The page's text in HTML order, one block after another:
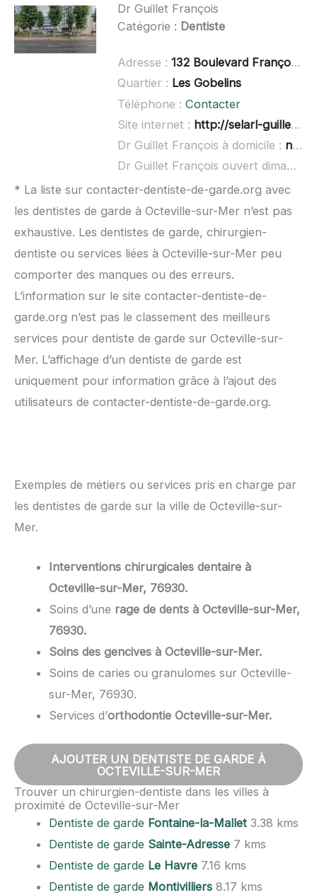
Dr Guillet François
Catégorie : Dentiste
Adresse : 132 Boulevard François 1er, 76600 Le Havre
Quartier : Les Gobelins
Téléphone : Contacter
Site internet : http://selarl-guillet-francois.chirurgiens-dentistes.fr/
Dr Guillet François à domicile : non renseigné
Dr Guillet François ouvert dimanche :
* La liste sur contacter-dentiste-de-garde.org avec
les dentistes de garde à Octeville-sur-Mer n’est pas
exhaustive. Les dentistes de garde, chirurgien-
dentiste ou services liées à Octeville-sur-Mer peu
comporter des manques ou des erreurs.
L’information sur le site contacter-dentiste-de-
garde.org n’est pas le classement des meilleurs
services pour dentiste de garde sur Octeville-sur-
Mer. L’affichage d’un dentiste de garde est
uniquement pour information grâce à l’ajout des
utilisateurs de contacter-dentiste-de-garde.org.
Exemples de métiers ou services pris en charge par
les dentistes de garde sur la ville de Octeville-sur-
Mer.
Interventions chirurgicales dentaire à
Octeville-sur-Mer, 76930.
Soins d’une rage de dents à Octeville-sur-Mer,
76930.
Soins des gencives à Octeville-sur-Mer.
Soins de caries ou granulomes sur Octeville-
sur-Mer, 76930.
Services d’orthodontie Octeville-sur-Mer.
AJOUTER UN DENTISTE DE GARDE À
OCTEVILLE-SUR-MER
Trouver un chirurgien-dentiste dans les villes à
proximité de Octeville-sur-Mer
Dentiste de garde Fontaine-la-Mallet 3.38 kms
Dentiste de garde Sainte-Adresse 7 kms
Dentiste de garde Le Havre 7.16 kms
Dentiste de garde Montivilliers 8.17 kms